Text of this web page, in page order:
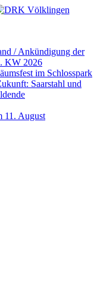
/ Ankündigung der
KW 2026
im Schlosspark
Saarstahl und
11. August